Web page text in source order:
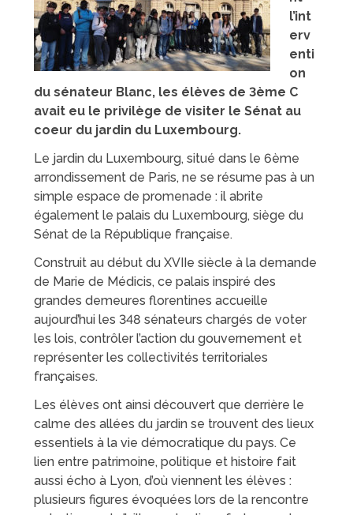
l’int
erv
enti
on
du sénateur Blanc, les élèves de 3ème C
avait eu le privilège de visiter le Sénat au
coeur du jardin du Luxembourg.
Le jardin du Luxembourg, situé dans le 6ème
arrondissement de Paris, ne se résume pas à un
simple espace de promenade : il abrite
également le palais du Luxembourg, siège du
Sénat de la République française.
Construit au début du XVIIe siècle à la demande
de Marie de Médicis, ce palais inspiré des
grandes demeures florentines accueille
aujourd’hui les 348 sénateurs chargés de voter
les lois, contrôler l’action du gouvernement et
représenter les collectivités territoriales
françaises.
Les élèves ont ainsi découvert que derrière le
calme des allées du jardin se trouvent des lieux
essentiels à la vie démocratique du pays. Ce
lien entre patrimoine, politique et histoire fait
aussi écho à Lyon, d’où viennent les élèves :
plusieurs figures évoquées lors de la rencontre